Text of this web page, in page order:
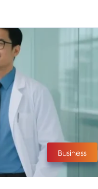
Business